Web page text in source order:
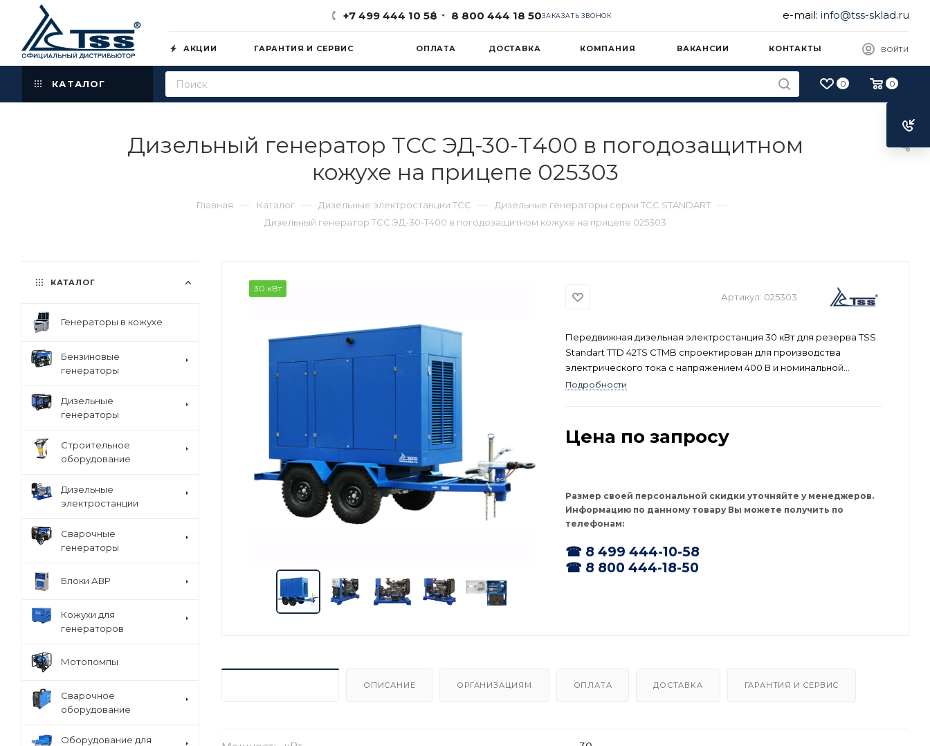
+7 499 444 10 58 8 800 444 18 50ЗАКАЗАТЬ ЗВОНОК e-mail: info@tss-sklad.ru
АКЦИИ ГАРАНТИЯ И СЕРВИС ОПЛАТА ДОСТАВКА КОМПАНИЯ ВАКАНСИИ КОНТАКТЫ ВОЙТИ
КАТАЛОГ 0 0
Дизельный генератор ТСС ЭД-30-Т400 в погодозащитном
кожухе на прицепе 025303
Главная — Каталог — Дизельные электростанции ТСС — Дизельные генераторы серии ТСС STANDART —
Дизельный генератор ТСС ЭД-30-Т400 в погодозащитном кожухе на прицепе 025303
30 кВт
Артикул: 025303
Передвижная дизельная электростанция 30 кВт для резерва TSS
Standart TTD 42TS CTMB спроектирован для производства
электрического тока с напряжением 400 В и номинальной
мощностью до 30 кВт. Данная модель производится в России и
Подробности
Цена по запросу
Размер своей персональной скидки уточняйте у менеджеров.
Информацию по данному товару Вы можете получить по
телефонам:
☎ 8 499 444-10-58
☎ 8 800 444-18-50
ОПИСАНИЕ ОРГАНИЗАЦИЯМ ОПЛАТА ДОСТАВКА ГАРАНТИЯ И СЕРВИС
КАТАЛОГ
Генераторы в кожухе
Бензиновые
генераторы
Дизельные
генераторы
Строительное
оборудование
Дизельные
электростанции
Сварочные
генераторы
Блоки АВР
Кожухи для
генераторов
Мотопомпы
Сварочное
оборудование
Оборудование для